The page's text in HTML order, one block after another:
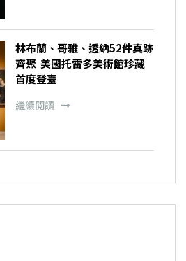
林布蘭、哥雅、透納52件真跡
齊聚 美國托雷多美術館珍藏
首度登臺
繼續閱讀